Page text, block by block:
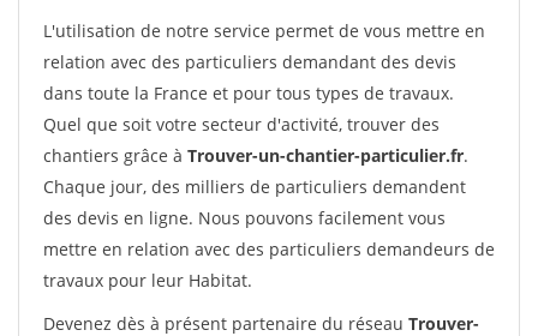
L'utilisation de notre service permet de vous mettre en
relation avec des particuliers demandant des devis
dans toute la France et pour tous types de travaux.
Quel que soit votre secteur d'activité, trouver des
chantiers grâce à Trouver-un-chantier-particulier.fr.
Chaque jour, des milliers de particuliers demandent
des devis en ligne. Nous pouvons facilement vous
mettre en relation avec des particuliers demandeurs de
travaux pour leur Habitat.
Devenez dès à présent partenaire du réseau Trouver-